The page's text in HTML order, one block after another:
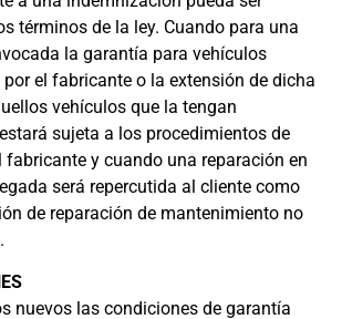
términos de la ley. Cuando para una
la garantía para vehículos
el fabricante o la extensión de dicha
vehículos que la tengan
sujeta a los procedimientos de
fabricante y cuando una reparación en
será repercutida al cliente como
de reparación de mantenimiento no
nuevos las condiciones de garantía